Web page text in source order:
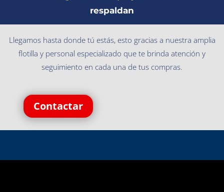
respaldan
Llegamos hasta donde tú estás, esto gracias a nuestra amplia
flotilla y personal especializado que te brinda atención y
seguimiento en cada una de tus compras.
Contactar